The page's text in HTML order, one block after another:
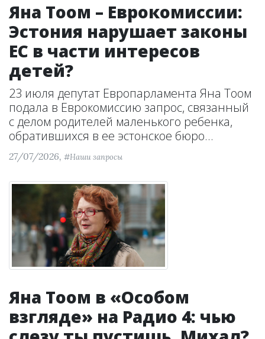
Яна Тоом – Еврокомиссии:
Эстония нарушает законы
ЕС в части интересов
детей?
23 июля депутат Европарламента Яна Тоом
подала в Еврокомиссию запрос, связанный
с делом родителей маленького ребенка,
обратившихся в ее эстонское бюро...
27/07/2026, #Наши запросы
Яна Тоом в «Особом
взгляде» на Радио 4: чью